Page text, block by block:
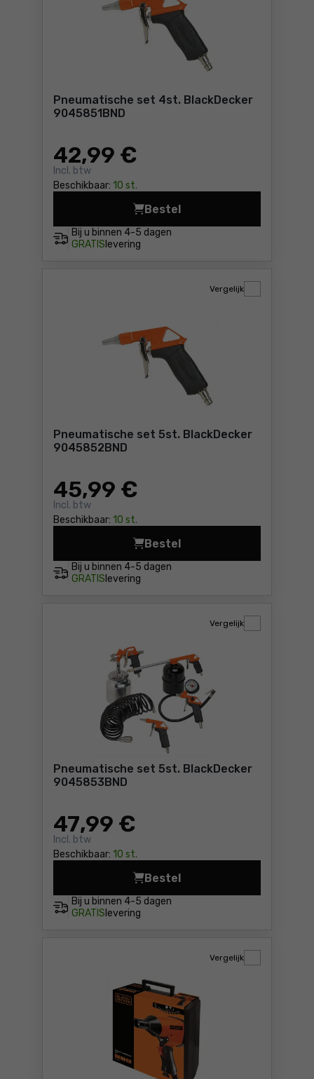
Pneumatische set 4st. BlackDecker
9045851BND
42,99 €
Incl. btw
Beschikbaar: 10 st.
Bij u binnen 4-5 dagen
GRATIS levering
Bestel
Pneumatische set 4st.
Pneumatische set 5st. BlackDecker
9045852BND
45,99 €
Incl. btw
Beschikbaar: 10 st.
Vergelijk
Bij u binnen 4-5 dagen
GRATIS levering
Bestel
Pneumatische set 5st.
Pneumatische set 5st. BlackDecker
9045853BND
47,99 €
Incl. btw
Beschikbaar: 10 st.
Vergelijk
Bij u binnen 4-5 dagen
GRATIS levering
Bestel
Pneumatische set 5st.
Vergelijk